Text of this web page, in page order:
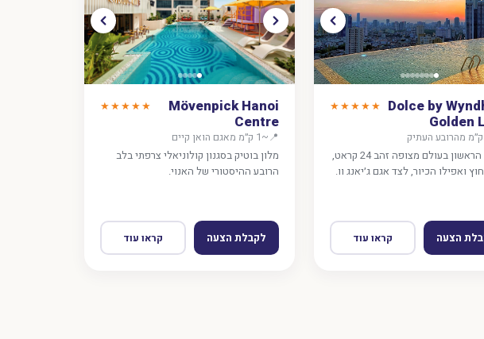
Dolce by
Golden
★★★★★
המלון הראשון בעולם מצופה זהב 24 קראט,
ואפילו הכיור, לצד אגם ג׳יאנג וו.
הצעה קראו עוד
Mövenpick Hanoi
Centre
★★★★★
📍~1 ק״מ מאגם הואן קיים
מלון בוטיק בסגנון קולוניאלי צרפתי בלב
הרובע ההיסטורי של האנוי.
לקבלת הצעה קראו עוד